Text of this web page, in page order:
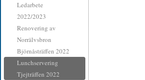
Ledarbete
2022/2023
Renovering av
Norrälvsbron
Björnåsträffen 2022
Lunchservering
Tjejträffen 2022